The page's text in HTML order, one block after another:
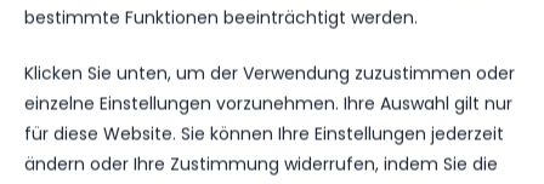
bestimmte Funktionen beeinträchtigt werden.
Klicken Sie unten, um der Verwendung zuzustimmen oder
einzelne Einstellungen vorzunehmen. Ihre Auswahl gilt nur
für diese Website. Sie können Ihre Einstellungen jederzeit
ändern oder Ihre Zustimmung widerrufen, indem Sie die
FC ROT-WEISS ERFURT
4 TORE 0
GELBE KARTEN